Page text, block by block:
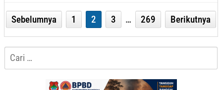
Sebelumnya 1 2 3 … 269 Berikutnya
Cari
untuk: